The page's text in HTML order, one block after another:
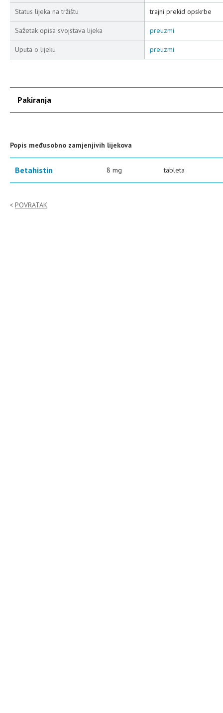
Status lijeka na tržištu trajni prekid opskrbe
Sažetak opisa svojstava lijeka preuzmi
Uputa o lijeku preuzmi
Pakiranja
Popis međusobno zamjenjivih lijekova
Betahistin 8 mg tableta
POVRATAK